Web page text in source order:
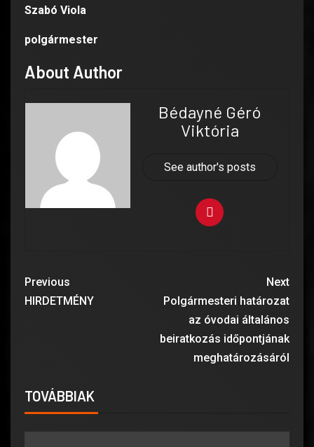
Szabó Viola
polgármester
About Author
Bédayné Géró
Viktória
See author's posts
Previous
HIRDETMÉNY
Next
Polgármesteri határozat
az óvodai általános
beiratkozás időpontjának
meghatározásáról
TOVÁBBIAK